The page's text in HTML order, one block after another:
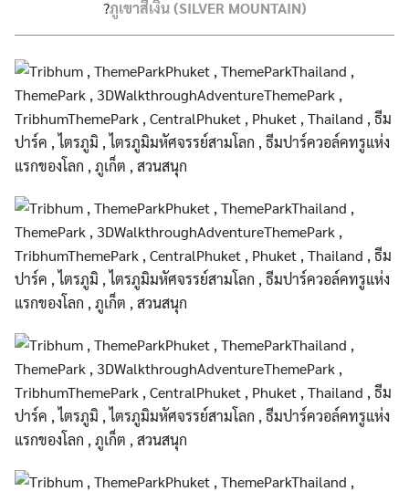
?ภูเขาสีเงิน (SILVER MOUNTAIN)